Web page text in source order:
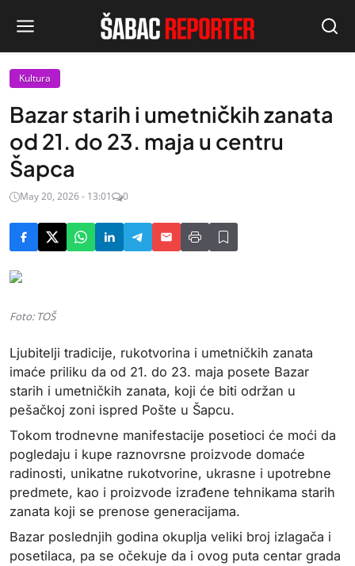
Kultura
Bazar starih i umetničkih zanata
od 21. do 23. maja u centru
Šapca
May 20, 2026 - 13:01 0
Foto: TOŠ
Ljubitelji tradicije, rukotvorina i umetničkih zanata
imaće priliku da od 21. do 23. maja posete Bazar
starih i umetničkih zanata, koji će biti održan u
pešačkoj zoni ispred Pošte u Šapcu.
Tokom trodnevne manifestacije posetioci će moći da
pogledaju i kupe raznovrsne proizvode domaće
radinosti, unikatne rukotvorine, ukrasne i upotrebne
predmete, kao i proizvode izrađene tehnikama starih
zanata koji se prenose generacijama.
Bazar poslednjih godina okuplja veliki broj izlagača i
posetilaca, pa se očekuje da i ovog puta centar grada